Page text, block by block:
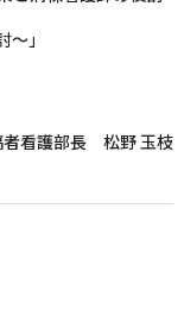
」
者看護部長 松野 玉枝